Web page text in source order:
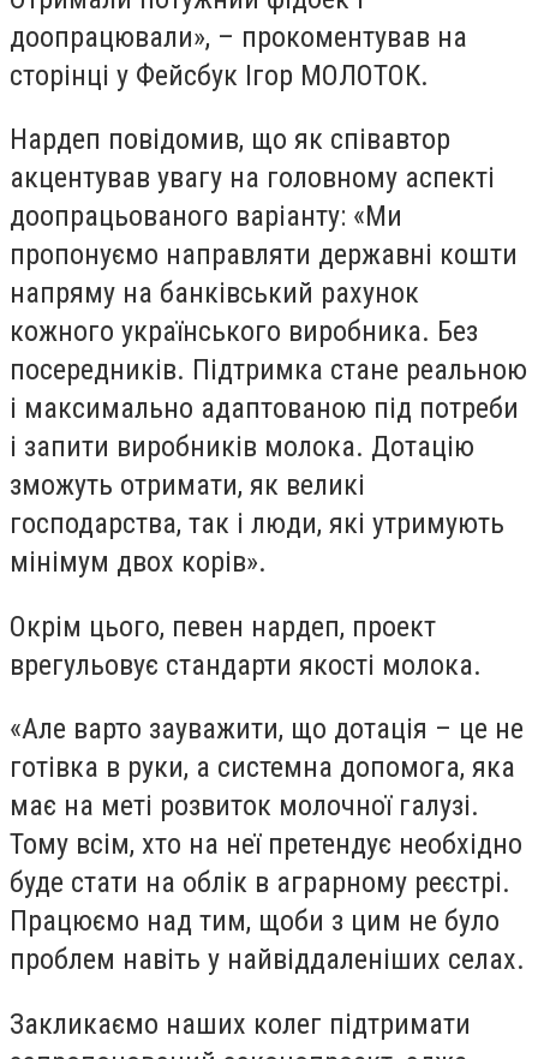
доопрацювали», – прокоментував на
сторінці у Фейсбук Ігор МОЛОТОК.
Нардеп повідомив, що як співавтор
акцентував увагу на головному аспекті
доопрацьованого варіанту: «Ми
пропонуємо направляти державні кошти
напряму на банківський рахунок
кожного українського виробника. Без
посередників. Підтримка стане реальною
і максимально адаптованою під потреби
і запити виробників молока. Дотацію
зможуть отримати, як великі
господарства, так і люди, які утримують
мінімум двох корів».
Окрім цього, певен нардеп, проект
врегульовує стандарти якості молока.
«Але варто зауважити, що дотація – це не
готівка в руки, а системна допомога, яка
має на меті розвиток молочної галузі.
Тому всім, хто на неї претендує необхідно
буде стати на облік в аграрному реєстрі.
Працюємо над тим, щоби з цим не було
проблем навіть у найвіддаленіших селах.
Закликаємо наших колег підтримати